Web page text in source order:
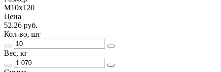
М10х120
Цена
52.26 руб.
Кол-во, шт
Вес, кг